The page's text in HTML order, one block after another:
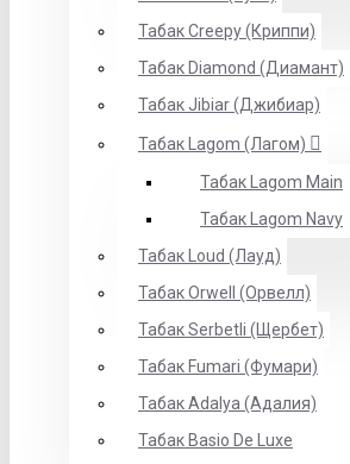
Табак Creepy (Криппи)
Табак Diamond (Диамант)
Табак Jibiar (Джибиар)
Табак Lagom (Лагом)
Табак Lagom Main
Табак Lagom Navy
Табак Loud (Лауд)
Табак Orwell (Орвелл)
Табак Serbetli (Щербет)
Табак Fumari (Фумари)
Табак Adalya (Адалия)
Табак Basio De Luxe